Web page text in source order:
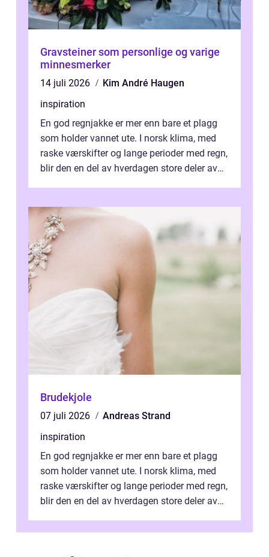
Gravsteiner som personlige og varige
minnesmerker
14 juli 2026
Kim André Haugen
inspiration
En god regnjakke er mer enn bare et plagg
som holder vannet ute. I norsk klima, med
raske værskifter og lange perioder med regn,
blir den en del av hverdagen store deler av
Brudekjole
07 juli 2026
Andreas Strand
inspiration
En god regnjakke er mer enn bare et plagg
som holder vannet ute. I norsk klima, med
raske værskifter og lange perioder med regn,
blir den en del av hverdagen store deler av